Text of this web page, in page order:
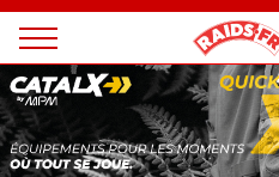
Magazine
Raids
Panneau de gestion des cookies